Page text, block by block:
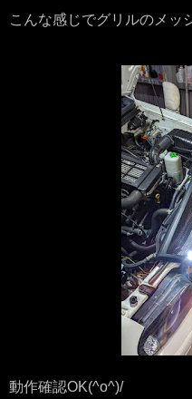
こんな感じでグリルのメッ
動作確認OK(^o^)/